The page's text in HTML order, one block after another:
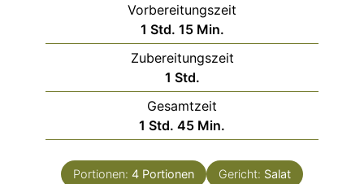
Vorbereitungszeit
1 Stunde
Std. 15Minuten
Min.
Zubereitungszeit
1 Stunde
Std.
Gesamtzeit
1 Stunde
Std. 45Minuten
Min.
Portionen: 4 Portionen Gericht: Salat